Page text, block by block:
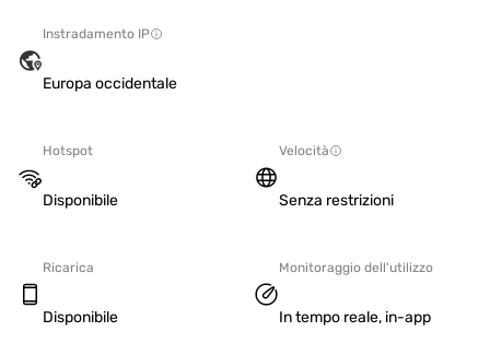
Instradamento IP
Europa occidentale
Hotspot
Disponibile
Velocità
Senza restrizioni
Ricarica
Disponibile
Monitoraggio dell'utilizzo
In tempo reale, in-app